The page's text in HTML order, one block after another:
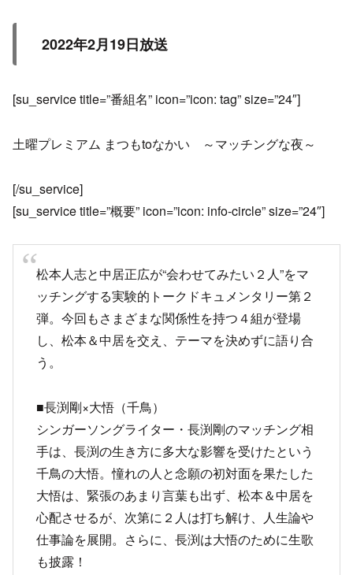
2022年2月19日放送
[su_service title=”番組名” icon=”icon: tag” size=”24″]
土曜プレミアム まつもtoなかい ～マッチングな夜～
[/su_service]
[su_service title=”概要” icon=”icon: info-circle” size=”24″]
松本人志と中居正広が“会わせてみたい２人”をマ
ッチングする実験的トークドキュメンタリー第２
弾。今回もさまざまな関係性を持つ４組が登場
し、松本＆中居を交え、テーマを決めずに語り合
う。
■長渕剛×大悟（千鳥）
シンガーソングライター・長渕剛のマッチング相
手は、長渕の生き方に多大な影響を受けたという
千鳥の大悟。憧れの人と念願の初対面を果たした
大悟は、緊張のあまり言葉も出ず、松本＆中居を
心配させるが、次第に２人は打ち解け、人生論や
仕事論を展開。さらに、長渕は大悟のために生歌
も披露！